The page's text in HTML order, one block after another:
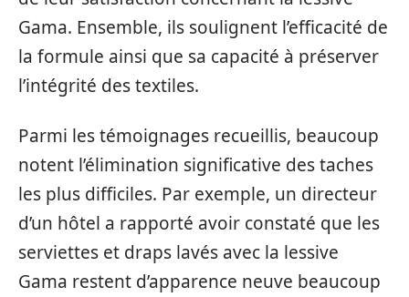
Gama. Ensemble, ils soulignent l’efficacité de
la formule ainsi que sa capacité à préserver
l’intégrité des textiles.
Parmi les témoignages recueillis, beaucoup
notent l’élimination significative des taches
les plus difficiles. Par exemple, un directeur
d’un hôtel a rapporté avoir constaté que les
serviettes et draps lavés avec la lessive
Gama restent d’apparence neuve beaucoup